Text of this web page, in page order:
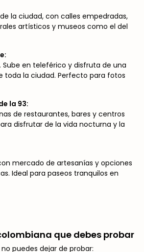
la ciudad, con calles empedradas,
artísticos y museos como el del
Sube en teleférico y disfruta de una
toda la ciudad. Perfecto para fotos
la 93:
de restaurantes, bares y centros
disfrutar de la vida nocturna y la
mercado de artesanías y opciones
Ideal para paseos tranquilos en
que debes probar
puedes dejar de probar: